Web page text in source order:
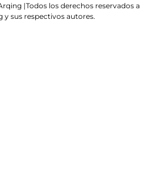
|Todos los derechos reservados a
y sus respectivos autores.